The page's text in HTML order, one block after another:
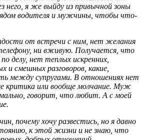
него, я же выйду из привычной зоны
водителя и мужчины, чтобы что-
от встречи с ним, нет желания
ни вживую. Получается, что
делу, нет теплых искренних,
и смешных разговоров, какие,
между супругами. В отношениях нет
критика или вообще молчание. Муж
говорит, что любит. А с моей
почему хочу развестись, но я давно
к этой жизни и не знаю, что